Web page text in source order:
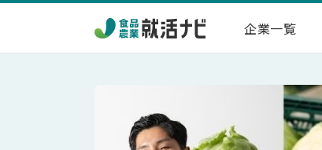
企業一覧